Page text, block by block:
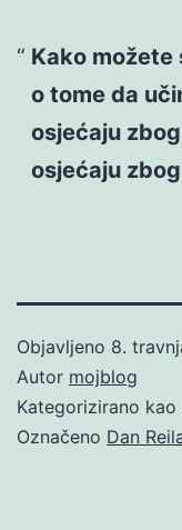
Kako
o tome da
osjećaju
osjećaju
Objavljeno 8.
Autor mojblog
Kategorizirano kao
Označeno Dan